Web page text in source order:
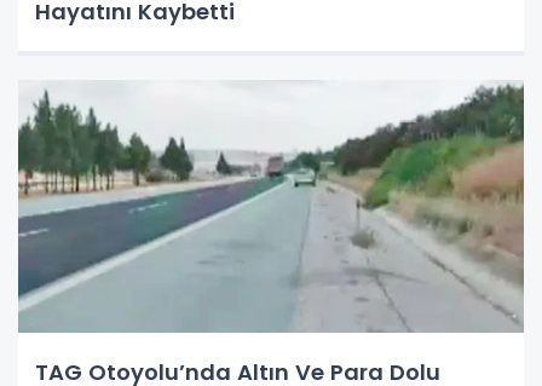
Hayatını Kaybetti
TAG Otoyolu’nda Altın Ve Para Dolu